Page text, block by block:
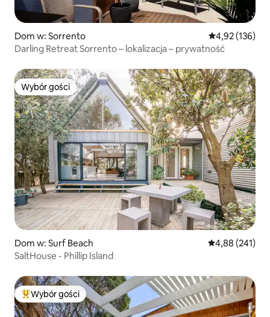
Dom w: Sorrento Średnia
4,92 (136)
Darling Retreat Sorrento – lokalizacja – prywatność
Wybór gości
Wybór gości
Dom w: Surf Beach Średnia
4,88 (241)
SaltHouse - Phillip Island
Najpopularniejsze z kategorii Wybór gości
Wybór gości